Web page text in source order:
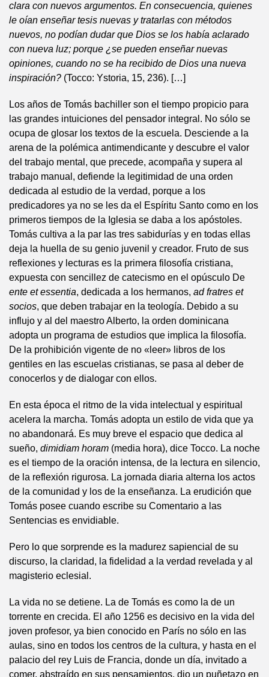
clara con nuevos argumentos. En consecuencia, quienes
le oían enseñar tesis nuevas y tratarlas con métodos
nuevos, no podían dudar que Dios se los había aclarado
con nueva luz; porque ¿se pueden enseñar nuevas
opiniones, cuando no se ha recibido de Dios una nueva
inspiración? (Tocco: Ystoria, 15, 236). […]
Los años de Tomás bachiller son el tiempo propicio para
las grandes intuiciones del pensador integral. No sólo se
ocupa de glosar los textos de la escuela. Desciende a la
arena de la polémica antimendicante y descubre el valor
del trabajo mental, que precede, acompaña y supera al
trabajo manual, defiende la legitimidad de una orden
dedicada al estudio de la verdad, porque a los
predicadores ya no se les da el Espíritu Santo como en los
primeros tiempos de la Iglesia se daba a los apóstoles.
Tomás cultiva a la par las tres sabidurías y en todas ellas
deja la huella de su genio juvenil y creador. Fruto de sus
reflexiones y lecturas es la primera filosofía cristiana,
expuesta con sencillez de catecismo en el opúsculo De
ente et essentia, dedicada a los hermanos, ad fratres et
socios, que deben trabajar en la teología. Debido a su
influjo y al del maestro Alberto, la orden dominicana
adopta un programa de estudios que implica la filosofía.
De la prohibición vigente de no «leer» libros de los
gentiles en las escuelas cristianas, se pasa al deber de
conocerlos y de dialogar con ellos.
En esta época el ritmo de la vida intelectual y espiritual
acelera la marcha. Tomás adopta un estilo de vida que ya
no abandonará. Es muy breve el espacio que dedica al
sueño, dimidiam horam (media hora), dice Tocco. La noche
es el tiempo de la oración intensa, de la lectura en silencio,
de la reflexión rigurosa. La jornada diaria alterna los actos
de la comunidad y los de la enseñanza. La erudición que
Tomás posee cuando escribe su Comentario a las
Sentencias es envidiable.
Pero lo que sorprende es la madurez sapiencial de su
discurso, la claridad, la fidelidad a la verdad revelada y al
magisterio eclesial.
La vida no se detiene. La de Tomás es como la de un
torrente en crecida. El año 1256 es decisivo en la vida del
joven profesor, ya bien conocido en París no sólo en las
aulas, sino en todos los centros de la cultura, y hasta en el
palacio del rey Luis de Francia, donde un día, invitado a
comer, abstraído en sus pensamientos, dio un puñetazo en